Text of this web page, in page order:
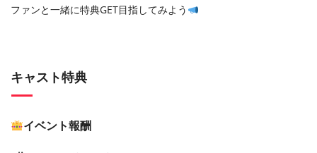
ファンと一緒に特典GET目指してみよう
キャスト特典
イベント報酬